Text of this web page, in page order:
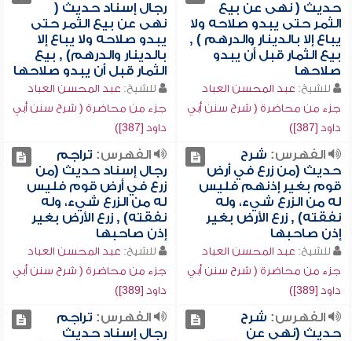
حديث ( نهى عن بيع
الثمر حتى يبدو صلاحه ولا
يباع إلا بالدينار والدرهم ) ,
بيع الثمار قبل أن يبدو
صلاحها
للشيخ: عبد المحسن العباد
جزء من محاضرة ( شرح سنن أبي
داود [387])
رجال إسناد حديث (
نهى عن بيع الثمر حتى
يبدو صلاحه ولا يباع إلا
بالدينار والدرهم) , بيع
الثمار قبل أن يبدو صلاحها
للشيخ: عبد المحسن العباد
جزء من محاضرة ( شرح سنن أبي
داود [387])
الفهرس: شرح
حديث (من زرع في أرض
قوم بغير إذنهم فليس
له من الزرع شيء، وله
نفقته) , زرع الأرض بغير
إذن صاحبها
للشيخ: عبد المحسن العباد
جزء من محاضرة ( شرح سنن أبي
داود [389])
الفهرس: تراجم
رجال إسناد حديث (من
زرع في أرض قوم فليس
له من الزرع شيء، وله
نفقته) , زرع الأرض بغير
إذن صاحبها
للشيخ: عبد المحسن العباد
جزء من محاضرة ( شرح سنن أبي
داود [389])
الفهرس: شرح
حديث (نهى عن
الفهرس: تراجم
رجال إسناد حديث